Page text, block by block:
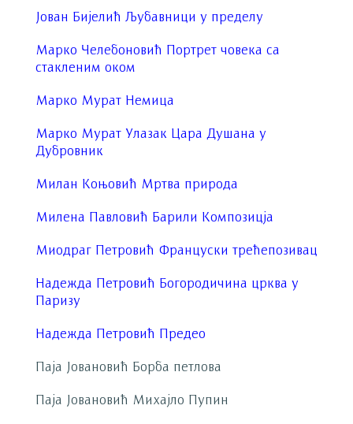
Јован Бијелић Љубавници у пределу
Марко Челебоновић Портрет човека са
стакленим оком
Марко Мурат Немица
Марко Мурат Улазак Цара Душана у
Дубровник
Милан Коњовић Мртва природа
Милена Павловић Барили Композицја
Миодраг Петровић Француски трећепозивац
Надежда Петровић Богородичина црква у
Паризу
Надежда Петровић Предео
Паја Јовановић Борба петлова
Паја Јовановић Михајло Пупин